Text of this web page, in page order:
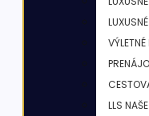
LLS